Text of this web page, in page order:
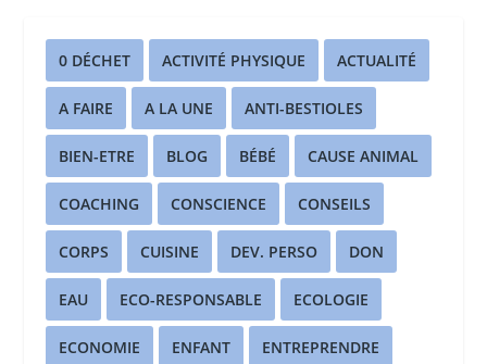
0 DÉCHET ACTIVITÉ PHYSIQUE ACTUALITÉ
A FAIRE A LA UNE ANTI-BESTIOLES
BIEN-ETRE BLOG BÉBÉ CAUSE ANIMAL
COACHING CONSCIENCE CONSEILS
CORPS CUISINE DEV. PERSO DON
EAU ECO-RESPONSABLE ECOLOGIE
ECONOMIE ENFANT ENTREPRENDRE